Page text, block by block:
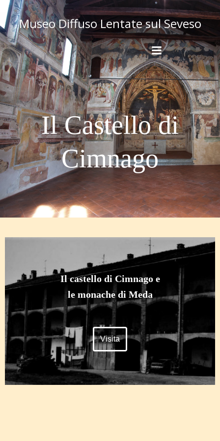
Museo Diffuso Lentate sul Seveso
Il Castello di
Cimnago
Il castello di Cimnago e
le monache di Meda
Visita